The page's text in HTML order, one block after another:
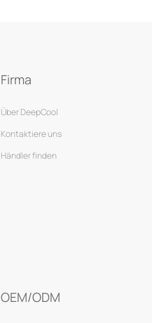
Firma
Über DeepCool
Kontaktiere uns
Händler finden
OEM/ODM